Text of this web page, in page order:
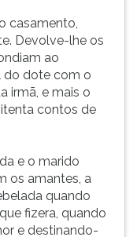
casamento,
Devolve-lhe os
ao
do dote com o
irmã, e mais o
contos de
e o marido
os amantes, a
quando
fizera, quando
e destinando-